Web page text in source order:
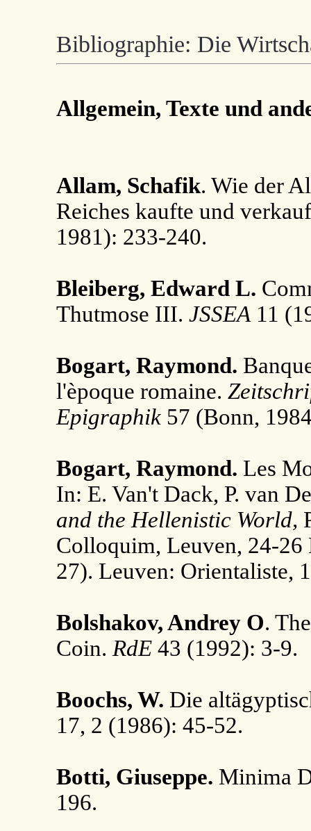
Bibliographie: Die
Allgemein, Texte und
Allam, Schafik. Wie der
Reiches kaufte und
1981): 233-240.
Bleiberg, Edward L.
Thutmose III. JSSEA 11
Bogart, Raymond.
l'èpoque romaine.
Epigraphik57 (Bonn,
Bogart, Raymond. Les
In: E. Van't Dack, P. van
and the Hellenistic World,
Colloquim, Leuven, 24-26
27). Leuven: Orientaliste,
Bolshakov, Andrey O.
Coin. RdE43 (1992): 3-9.
Boochs, W. Die
17, 2 (1986): 45-52.
Botti, Giuseppe. Minima
196.